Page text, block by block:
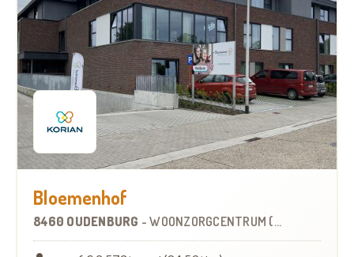
Bloemenhof
8460 OUDENBURG -WOONZORGCENTRUM (WZC)